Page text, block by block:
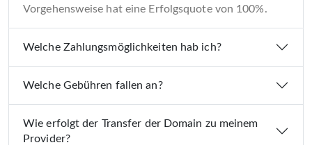
Vorgehensweise hat eine Erfolgsquote von 100%.
Welche Zahlungsmöglichkeiten hab ich?
Welche Gebühren fallen an?
Wie erfolgt der Transfer der Domain zu meinem
Provider?